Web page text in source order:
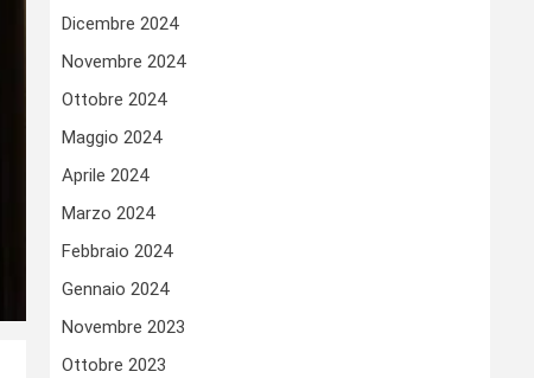
Dicembre 2024
Novembre 2024
Ottobre 2024
Maggio 2024
Aprile 2024
Marzo 2024
Febbraio 2024
Gennaio 2024
Novembre 2023
Ottobre 2023